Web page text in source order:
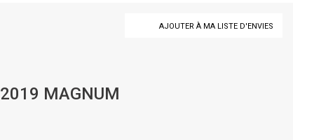
AJOUTER À MA LISTE D'ENVIES
MAGNUM